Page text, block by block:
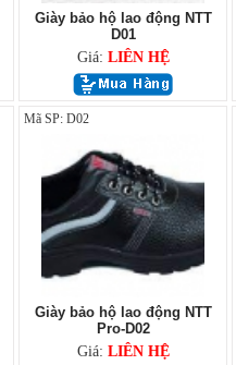
Giày bảo hộ lao động NTT
D01
Giá: LIÊN HỆ
Mã SP: D02
Giày bảo hộ lao động NTT
Pro-D02
Giá: LIÊN HỆ